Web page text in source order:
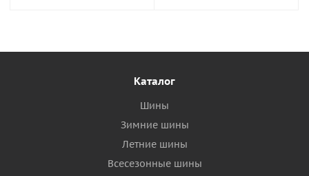
Каталог
Шины
Зимние шины
Летние шины
Всесезонные шины